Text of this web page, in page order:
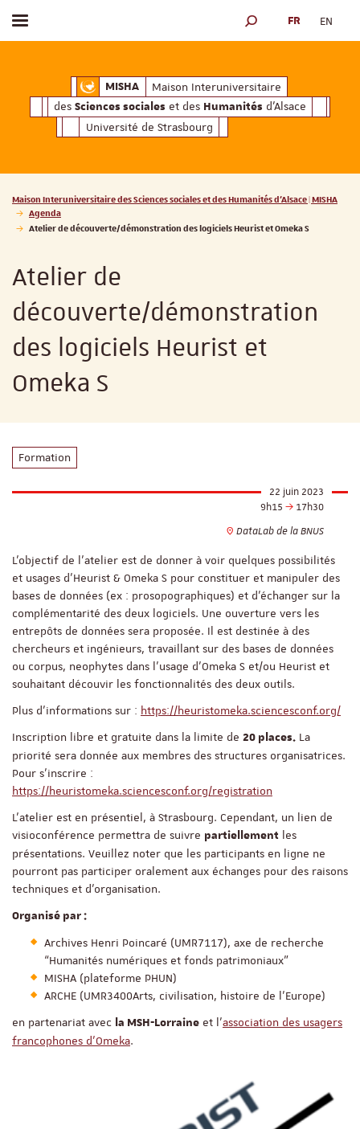
MISHAMaison Interuniversitaire des
Maison Interuniversitaire
des Sciences sociales et des Humanités d'Alsace
Université de Strasbourg
Afficher / masquer le menu MOTEUR DE
FR EN
Vous êtes ici :
Maison Interuniversitaire des Sciences sociales et des Humanités d'Alsace | MISHA
Agenda
Atelier de découverte/démonstration des logiciels Heurist et Omeka S
Atelier de
découverte/démonstration
des logiciels Heurist et
Omeka S
Formation
22 juin 2023
9h15
17h30
DataLab de la BNUS
L'objectif de l'atelier est de donner à voir quelques possibilités
et usages d'Heurist & Omeka S pour constituer et manipuler des
bases de données (ex : prosopographiques) et d'échanger sur la
complémentarité des deux logiciels. Une ouverture vers les
entrepôts de données sera proposée. Il est destinée à des
chercheurs et ingénieurs, travaillant sur des bases de données
ou corpus, neophytes dans l'usage d'Omeka S et/ou Heurist et
souhaitant découvir les fonctionnalités des deux outils.
Plus d'informations sur : https://heuristomeka.sciencesconf.org/
Inscription libre et gratuite dans la limite de 20 places. La
priorité sera donnée aux membres des structures organisatrices.
Pour s'inscrire :
https://heuristomeka.sciencesconf.org/registration
L'atelier est en présentiel, à Strasbourg. Cependant, un lien de
visioconférence permettra de suivre partiellement les
présentations. Veuillez noter que les participants en ligne ne
pourront pas participer oralement aux échanges pour des raisons
techniques et d'organisation.
Organisé par :
Archives Henri Poincaré (UMR7117), axe de recherche
“Humanités numériques et fonds patrimoniaux”
MISHA (plateforme PHUN)
ARCHE (UMR3400Arts, civilisation, histoire de l’Europe)
en partenariat avec la MSH-Lorraine et l'association des usagers
francophones d'Omeka.